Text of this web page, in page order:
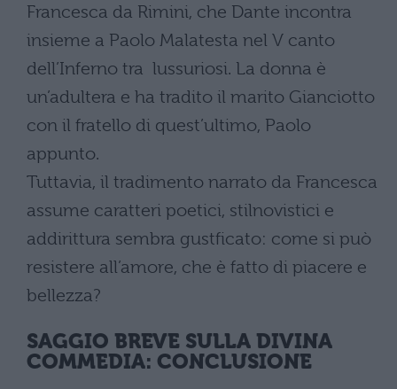
Francesca da Rimini, che Dante incontra
insieme a Paolo Malatesta nel V canto
dell’Inferno tra lussuriosi. La donna è
un’adultera e ha tradito il marito Gianciotto
con il fratello di quest’ultimo, Paolo
appunto.
Tuttavia, il tradimento narrato da Francesca
assume caratteri poetici, stilnovistici e
addirittura sembra gustficato: come si può
resistere all’amore, che è fatto di piacere e
bellezza?
SAGGIO BREVE SULLA DIVINA
COMMEDIA: CONCLUSIONE